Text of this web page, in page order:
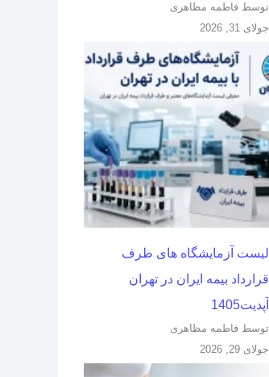
توسط فاطمه مظاهری
جولای 31, 2026
لیست آزمایشگاه های طرف
قرارداد بیمه ایران در تهران
آپدیت1405
توسط فاطمه مظاهری
جولای 29, 2026